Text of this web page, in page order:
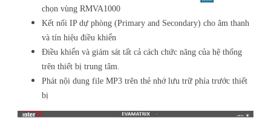
chọn vùng RMVA1000
Kết nối IP dự phòng (Primary and Secondary) cho âm thanh
và tín hiệu điều khiển
Điều khiển và giám sát tất cả cách chức năng của hệ thống
trên thiết bị trung tâm.
Phát nội dung file MP3 trên thẻ nhớ lưu trữ phía trước thiết
bị